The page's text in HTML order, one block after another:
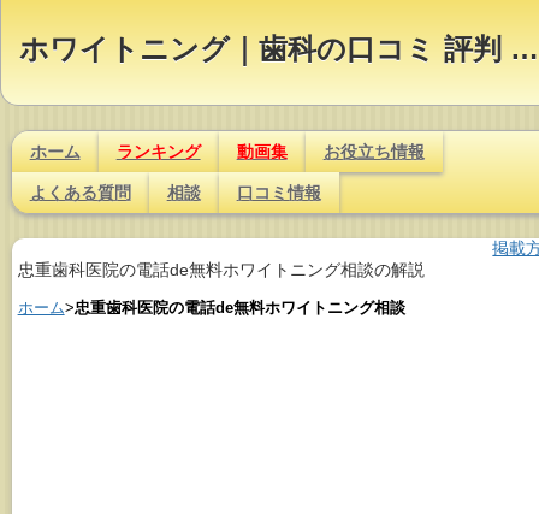
ホワイトニング｜歯科の口コミ 評判 ランキング【Dr.NAVI】
ホーム ランキング 動画集 お役立ち情報
よくある質問 相談 口コミ情報
掲載
忠重歯科医院の電話de無料ホワイトニング相談の解説
ホーム>忠重歯科医院の電話de無料ホワイトニング相談